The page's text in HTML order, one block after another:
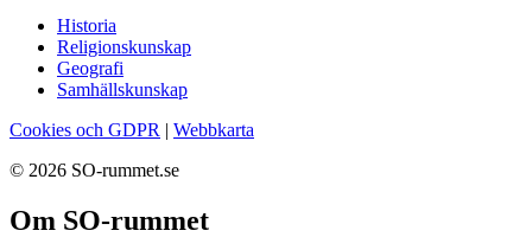
Historia
Religionskunskap
Geografi
Samhällskunskap
Cookies och GDPR | Webbkarta
© 2026 SO-rummet.se
Om SO-rummet